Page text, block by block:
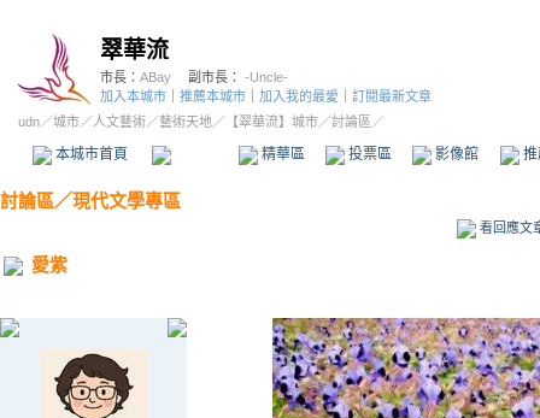
翠華流
市長： ABay 副市長： -Uncle-
加入本城市
推薦本城市 加入我的最愛
訂閱最新文章
udn／城市／人文藝術／藝術天地／ 【翠華流】城市／討論區／
本城市首頁 精華區 投票區 影像館
討論區／現代文學專區
看回應文
愛紫